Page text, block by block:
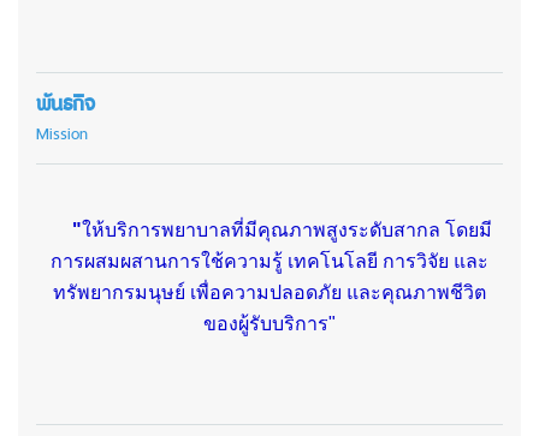
พันธกิจ
Mission
"ให้บริการพยาบาลที่มีคุณภาพสูงระดับสากล โดยมี
การผสมผสานการใช้ความรู้ เทคโนโลยี การวิจัย และ
ทรัพยากรมนุษย์ เพื่อความปลอดภัย และคุณภาพชีวิต
ของผู้รับบริการ"